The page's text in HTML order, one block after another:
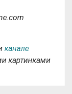
канале
картинками